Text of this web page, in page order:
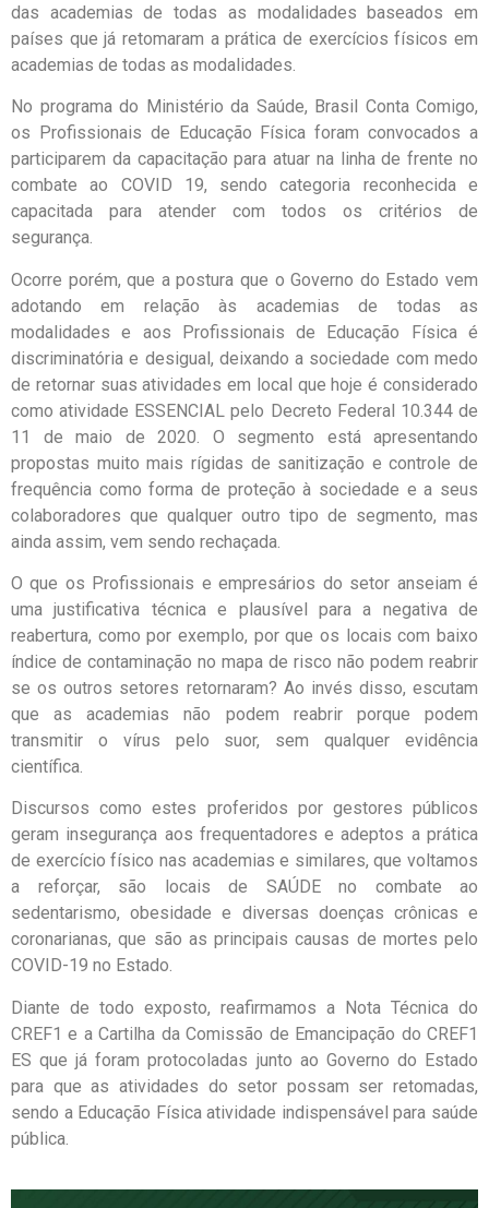
das academias de todas as modalidades baseados em
países que já retomaram a prática de exercícios físicos em
academias de todas as modalidades.
No programa do Ministério da Saúde, Brasil Conta Comigo,
os Profissionais de Educação Física foram convocados a
participarem da capacitação para atuar na linha de frente no
combate ao COVID 19, sendo categoria reconhecida e
capacitada para atender com todos os critérios de
segurança.
Ocorre porém, que a postura que o Governo do Estado vem
adotando em relação às academias de todas as
modalidades e aos Profissionais de Educação Física é
discriminatória e desigual, deixando a sociedade com medo
de retornar suas atividades em local que hoje é considerado
como atividade ESSENCIAL pelo Decreto Federal 10.344 de
11 de maio de 2020. O segmento está apresentando
propostas muito mais rígidas de sanitização e controle de
frequência como forma de proteção à sociedade e a seus
colaboradores que qualquer outro tipo de segmento, mas
ainda assim, vem sendo rechaçada.
O que os Profissionais e empresários do setor anseiam é
uma justificativa técnica e plausível para a negativa de
reabertura, como por exemplo, por que os locais com baixo
índice de contaminação no mapa de risco não podem reabrir
se os outros setores retornaram? Ao invés disso, escutam
que as academias não podem reabrir porque podem
transmitir o vírus pelo suor, sem qualquer evidência
científica.
Discursos como estes proferidos por gestores públicos
geram insegurança aos frequentadores e adeptos a prática
de exercício físico nas academias e similares, que voltamos
a reforçar, são locais de SAÚDE no combate ao
sedentarismo, obesidade e diversas doenças crônicas e
coronarianas, que são as principais causas de mortes pelo
COVID-19 no Estado.
Diante de todo exposto, reafirmamos a Nota Técnica do
CREF1 e a Cartilha da Comissão de Emancipação do CREF1
ES que já foram protocoladas junto ao Governo do Estado
para que as atividades do setor possam ser retomadas,
sendo a Educação Física atividade indispensável para saúde
pública.